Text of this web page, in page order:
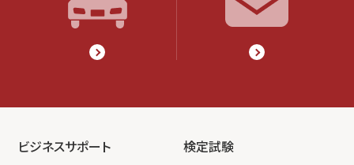
ビジネスサポート 検定試験